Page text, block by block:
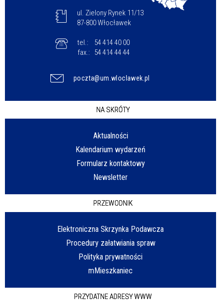
ul. Zielony Rynek 11/13
87-800 Włocławek
tel.:
54 414 40 00
fax.:
54 414 44 44
poczta@um.wloclawek.pl
NA SKRÓTY
Aktualności
Kalendarium wydarzeń
Formularz kontaktowy
Newsletter
PRZEWODNIK
Elektroniczna Skrzynka Podawcza
Procedury załatwiania spraw
Polityka prywatności
mMieszkaniec
PRZYDATNE ADRESY WWW